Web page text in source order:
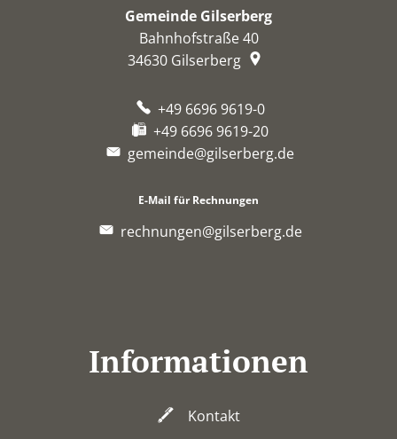
Gemeinde Gilserberg
Bahnhofstraße 40
34630 Gilserberg
+49 6696 9619-0
+49 6696 9619-20
gemeinde@gilserberg.de
E-Mail für Rechnungen
rechnungen@gilserberg.de
Informationen
Kontakt